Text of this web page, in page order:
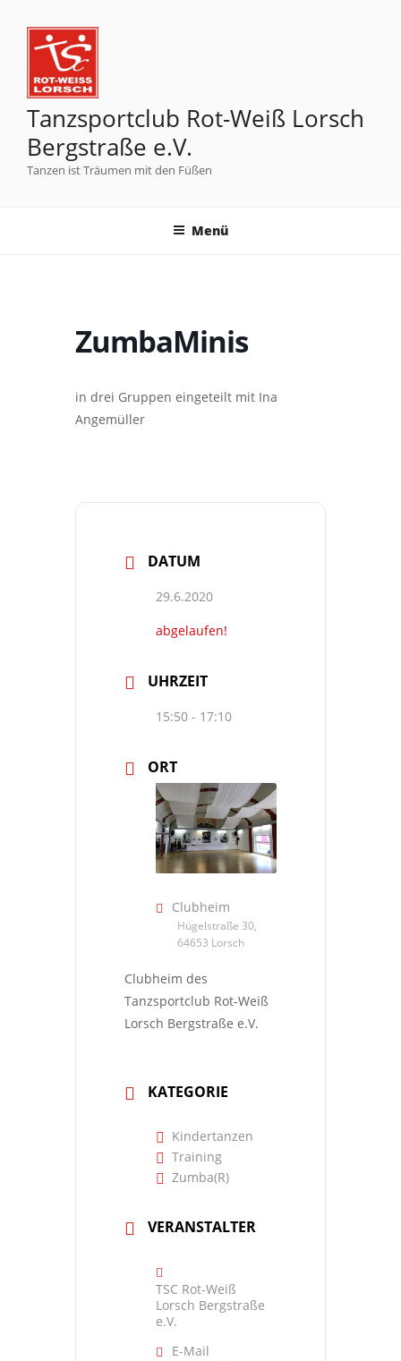
Tanzsportclub Rot-Weiß Lorsch
Bergstraße e.V.
Tanzen ist Träumen mit den Füßen
Menü
ZumbaMinis
in drei Gruppen eingeteilt mit Ina
Angemüller
DATUM
29.6.2020
abgelaufen!
UHRZEIT
15:50 - 17:10
ORT
Clubheim
Hügelstraße 30,
64653 Lorsch
Clubheim des
Tanzsportclub Rot-Weiß
Lorsch Bergstraße e.V.
KATEGORIE
Kindertanzen
Training
Zumba(R)
VERANSTALTER
TSC Rot-Weiß
Lorsch Bergstraße
e.V.
E-Mail